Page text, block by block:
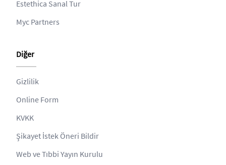
Estethica Sanal Tur
Myc Partners
Diğer
Gizlilik
Online Form
KVKK
Şikayet İstek Öneri Bildir
Web ve Tıbbi Yayın Kurulu